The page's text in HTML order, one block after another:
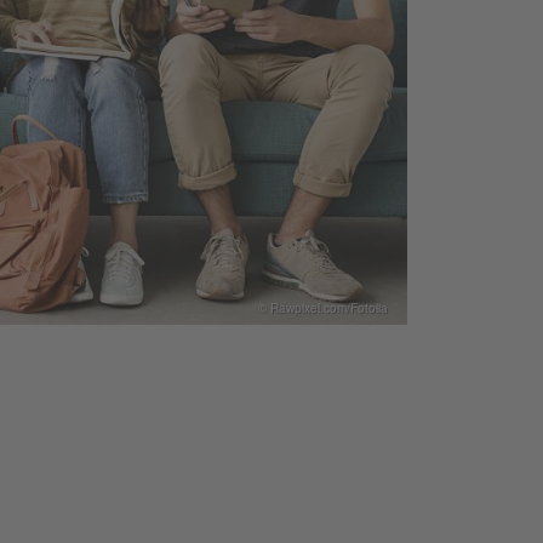
© Rawpixel.com/Fotolia